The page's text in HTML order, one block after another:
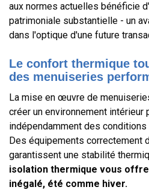
aux normes actuelles bénéficie
patrimoniale substantielle - un
dans l'optique d'une future
Le confort thermique
des menuiseries
La mise en œuvre de
créer un environnement intérieur
indépendamment des
Des équipements correctement
garantissent une stabilité
isolation thermique vous
inégalé, été comme hiver.